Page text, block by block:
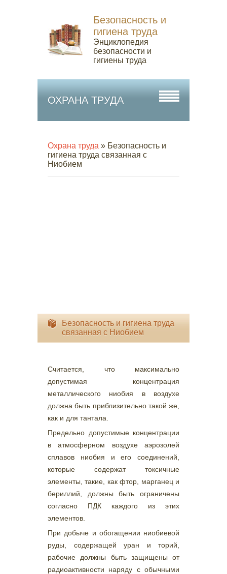
Безопасность и
гигиена труда
Энциклопедия
безопасности и
гигиены труда
ОХРАНА ТРУДА
Охрана труда » Безопасность и
гигиена труда связанная c
Ниобием
Безопасность и гигиена труда
связанная c Ниобием
Считается, что максимально
допустимая концентрация
металлического ниобия в воздухе
должна быть приблизительно такой же,
как и для тантала.
Предельно допустимые концентрации
в атмосферном воздухе аэрозолей
сплавов ниобия и его соединений,
которые содержат токсичные
элементы, такие, как фтор, марганец и
бериллий, должны быть ограничены
согласно ПДК каждого из этих
элементов.
При добыче и обогащении ниобиевой
руды, содержащей уран и торий,
рабочие должны быть защищены от
радиоактивности наряду с обычными